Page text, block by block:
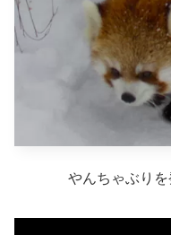
やんちゃぶり